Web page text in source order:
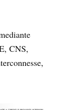
CNS,